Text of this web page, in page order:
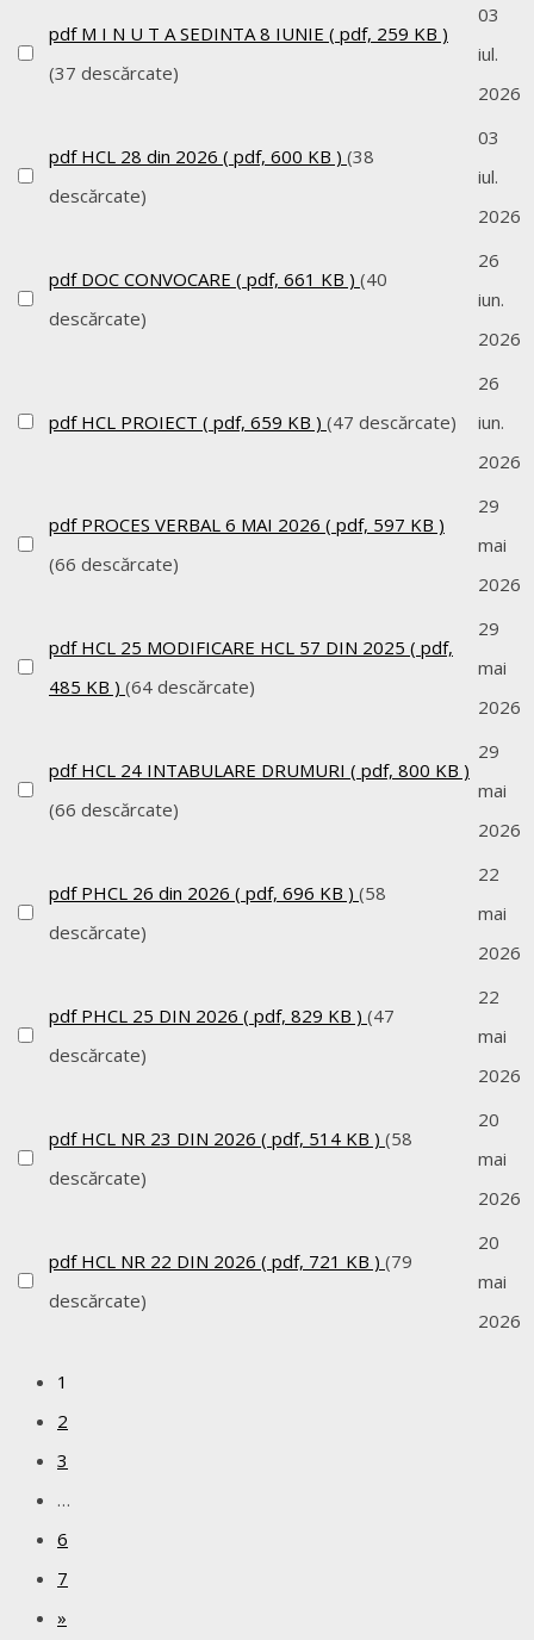
pdf M I N U T A SEDINTA 8 IUNIE ( pdf, 259 KB )
(37 descărcate)
03
iul.
2026
pdf HCL 28 din 2026 ( pdf, 600 KB ) (38
descărcate)
03
iul.
2026
pdf DOC CONVOCARE ( pdf, 661 KB ) (40
descărcate)
26
iun.
2026
pdf HCL PROIECT ( pdf, 659 KB ) (47 descărcate)
26
iun.
2026
pdf PROCES VERBAL 6 MAI 2026 ( pdf, 597 KB )
(66 descărcate)
29
mai
2026
pdf HCL 25 MODIFICARE HCL 57 DIN 2025 ( pdf,
485 KB ) (64 descărcate)
29
mai
2026
pdf HCL 24 INTABULARE DRUMURI ( pdf, 800 KB )
(66 descărcate)
29
mai
2026
pdf PHCL 26 din 2026 ( pdf, 696 KB ) (58
descărcate)
22
mai
2026
pdf PHCL 25 DIN 2026 ( pdf, 829 KB ) (47
descărcate)
22
mai
2026
pdf HCL NR 23 DIN 2026 ( pdf, 514 KB ) (58
descărcate)
20
mai
2026
pdf HCL NR 22 DIN 2026 ( pdf, 721 KB ) (79
descărcate)
20
mai
2026
1
2
3
…
6
7
»